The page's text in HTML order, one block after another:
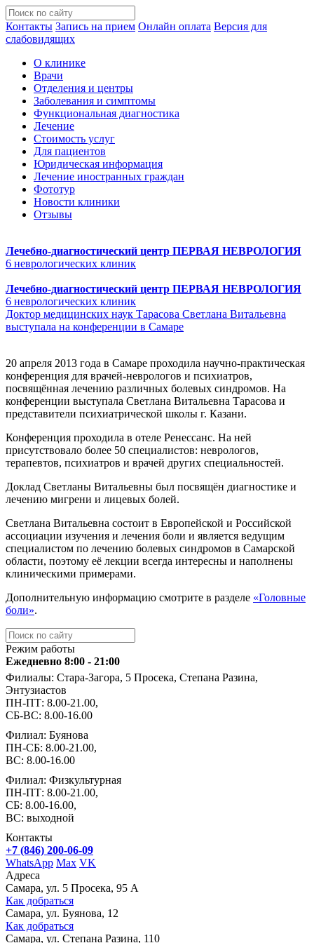
Контакты Запись на прием Онлайн оплата Версия для
слабовидящих
О клинике
Врачи
Отделения и центры
Заболевания и симптомы
Функциональная диагностика
Лечение
Стоимость услуг
Для пациентов
Юридическая информация
Лечение иностранных граждан
Фототур
Новости клиники
Отзывы
Лечебно-диагностический центр ПЕРВАЯ НЕВРОЛОГИЯ
6 неврологических клиник
Лечебно-диагностический центр ПЕРВАЯ НЕВРОЛОГИЯ
6 неврологических клиник
Доктор медицинских наук Тарасова Светлана Витальевна
выступала на конференции в Самаре
20 апреля 2013 года в Самаре проходила научно-практическая
конференция для врачей-неврологов и психиатров,
посвящённая лечению различных болевых синдромов. На
конференции выступала Светлана Витальевна Тарасова и
представители психиатрической школы г. Казани.
Конференция проходила в отеле Ренессанс. На ней
присутствовало более 50 специалистов: неврологов,
терапевтов, психиатров и врачей других специальностей.
Доклад Светланы Витальевны был посвящён диагностике и
лечению мигрени и лицевых болей.
Светлана Витальевна состоит в Европейской и Российской
ассоциации изучения и лечения боли и является ведущим
специалистом по лечению болевых синдромов в Самарской
области, поэтому её лекции всегда интересны и наполнены
клиническими примерами.
Дополнительную информацию смотрите в разделе «Головные
боли».
Режим работы
Ежедневно 8:00 - 21:00
Филиалы: Стара-Загора, 5 Просека, Степана Разина,
Энтузиастов
ПН-ПТ: 8.00-21.00,
СБ-ВС: 8.00-16.00
Филиал: Буянова
ПН-СБ: 8.00-21.00,
ВС: 8.00-16.00
Филиал: Физкультурная
ПН-ПТ: 8.00-21.00,
СБ: 8.00-16.00,
ВС: выходной
Контакты
+7 (846) 200-06-09
WhatsApp Max VK
Адреса
Самара, ул. 5 Просека, 95 А
Как добраться
Самара, ул. Буянова, 12
Как добраться
Самара, ул. Степана Разина, 110